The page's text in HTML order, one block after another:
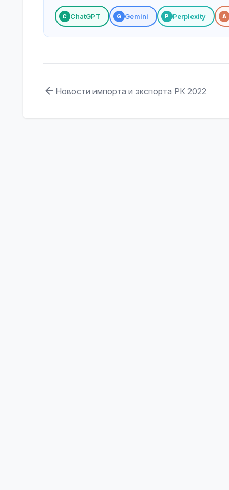
С ChatGPT G Gemini P Perplexity A
Новости импорта и экспорта РК 2022